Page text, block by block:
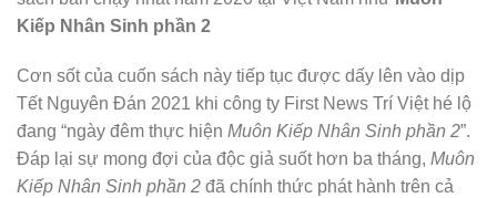
Kiếp Nhân Sinh phần 2
Cơn sốt của cuốn sách này tiếp tục được dấy lên vào dịp
Tết Nguyên Đán 2021 khi công ty First News Trí Việt hé lộ
đang “ngày đêm thực hiện Muôn Kiếp Nhân Sinh phần 2”.
Đáp lại sự mong đợi của độc giả suốt hơn ba tháng, Muôn
Kiếp Nhân Sinh phần 2 đã chính thức phát hành trên cả